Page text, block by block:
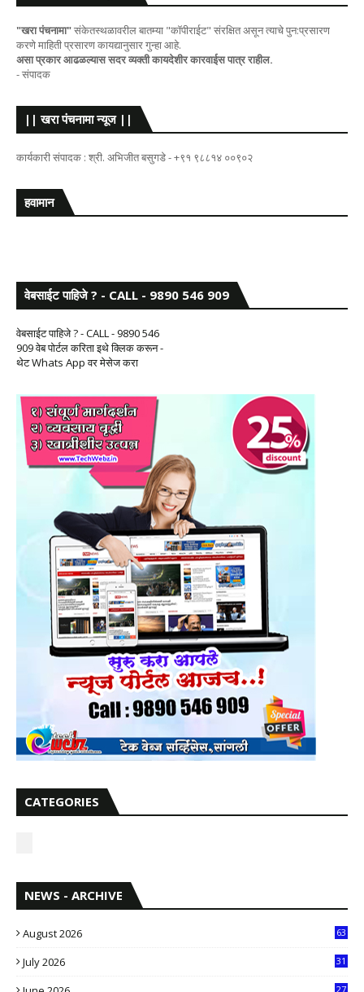
"खरा पंचनामा"संकेतस्थळावरील बातम्या "कॉपीराईट" संरक्षित असून त्याचे पुन:प्रसारण
करणे माहिती प्रसारण कायद्यानुसार गुन्हा आहे.
असा प्रकार आढळल्यास सदर व्यक्ती कायदेशीर कारवाईस पात्र राहील.
- संपादक
|| खरा पंचनामा न्यूज ||
कार्यकारी संपादक : श्री. अभिजीत बसुगडे - +९१ ९८८१४ ००९०२
हवामान
वेबसाईट पाहिजे ? - CALL - 9890 546 909
वेबसाईट पाहिजे ? - CALL - 9890 546
909 वेब पोर्टल करिता इथे क्लिक करून -
थेट Whats App वर मेसेज करा
CATEGORIES
NEWS - ARCHIVE
August 2026 63
July 2026
31
27